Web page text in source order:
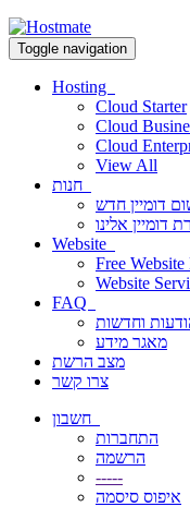
Toggle navigation
Hosting
Cloud Starter
Cloud
Cloud
View All
דומיין חדש
דומיין אלינו
Website
Free
Website
FAQ
וחדשות
מאגר מידע
מצב הרשת
צרו קשר
התחברות
הרשמה
-----
איפוס סיסמה